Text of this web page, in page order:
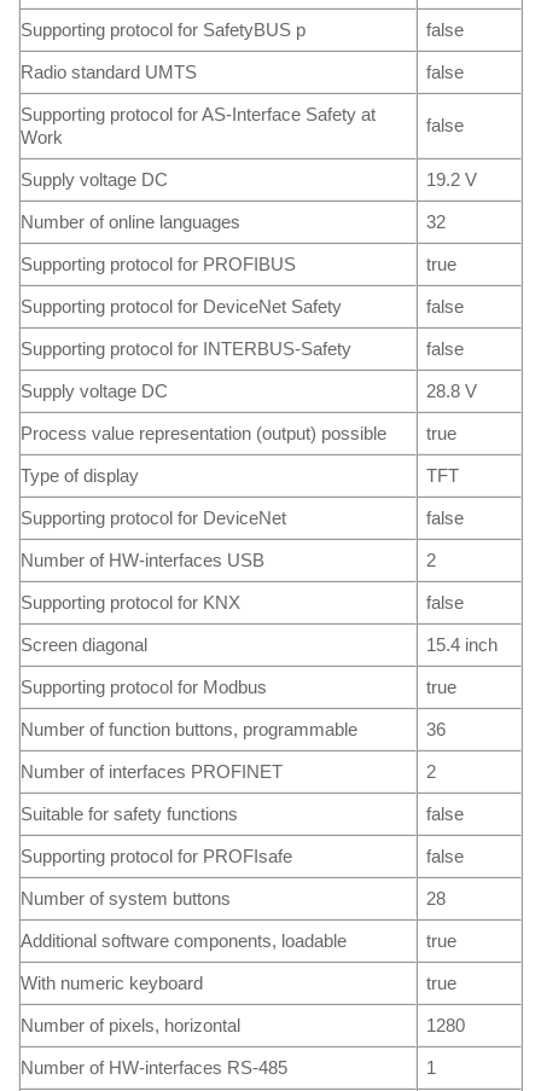
Supporting protocol for SafetyBUS p false
Radio standard UMTS false
Supporting protocol for AS-Interface Safety at
Work
false
Supply voltage DC 19.2 V
Number of online languages 32
Supporting protocol for PROFIBUS true
Supporting protocol for DeviceNet Safety false
Supporting protocol for INTERBUS-Safety false
Supply voltage DC 28.8 V
Process value representation (output) possible true
Type of display TFT
Supporting protocol for DeviceNet false
Number of HW-interfaces USB 2
Supporting protocol for KNX false
Screen diagonal 15.4 inch
Supporting protocol for Modbus true
Number of function buttons, programmable 36
Number of interfaces PROFINET 2
Suitable for safety functions false
Supporting protocol for PROFIsafe false
Number of system buttons 28
Additional software components, loadable true
With numeric keyboard true
Number of pixels, horizontal 1280
Number of HW-interfaces RS-485 1